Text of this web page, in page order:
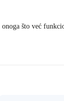
što već